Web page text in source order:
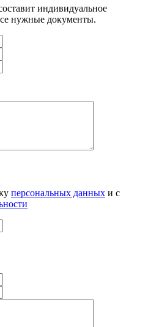
индивидуальное
нужные документы.
персональных данных и с